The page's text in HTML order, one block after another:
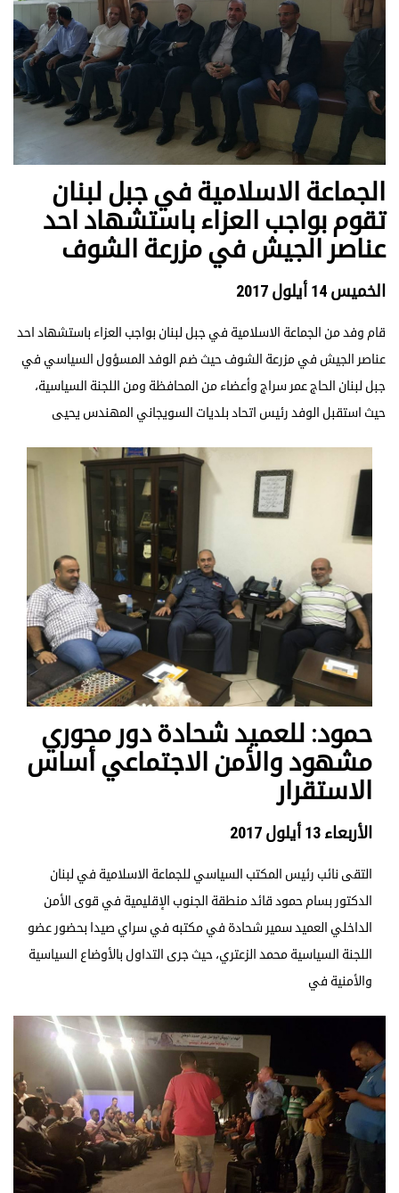
الجماعة الاسلامية في جبل لبنان
تقوم بواجب العزاء باستشهاد احد
عناصر الجيش في مزرعة الشوف
الخميس 14 أيلول 2017
قام وفد من الجماعة الاسلامية في جبل لبنان بواجب العزاء باستشهاد احد
عناصر الجيش في مزرعة الشوف حيث ضم الوفد المسؤول السياسي في
جبل لبنان الحاج عمر سراج وأعضاء من المحافظة ومن اللجنة السياسية،
حيث استقبل الوفد رئيس اتحاد بلديات السويجاني المهندس يحيى
حمود: للعميد شحادة دور محوري
مشهود والأمن الاجتماعي أساس
الاستقرار
الأربعاء 13 أيلول 2017
التقى نائب رئيس المكتب السياسي للجماعة الاسلامية في لبنان
الدكتور بسام حمود قائد منطقة الجنوب الإقليمية في قوى الأمن
الداخلي العميد سمير شحادة في مكتبه في سراي صيدا بحضور عضو
اللجنة السياسية محمد الزعتري، حيث جرى التداول بالأوضاع السياسية
والأمنية في